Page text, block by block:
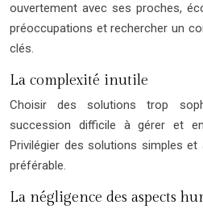
ouvertement avec ses proches,
préoccupations et rechercher un
clés.
La complexité inutile
Choisir des solutions trop
succession difficile à gérer et
Privilégier des solutions simples
préférable.
La négligence des aspects